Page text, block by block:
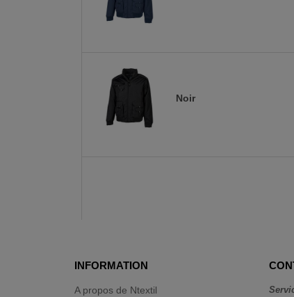
Noir
INFORMATION
A propos de Ntextil